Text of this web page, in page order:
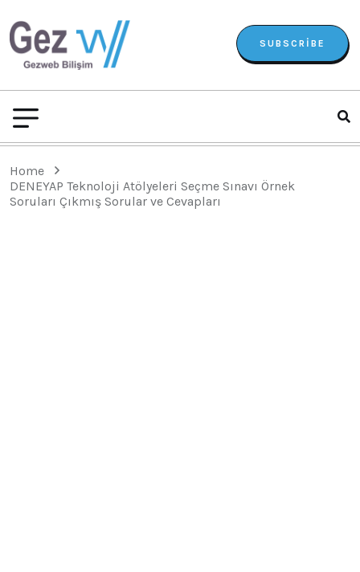
SUBSCRIBE
Home
DENEYAP Teknoloji Atölyeleri Seçme Sınavı Örnek
Soruları Çıkmış Sorular ve Cevapları